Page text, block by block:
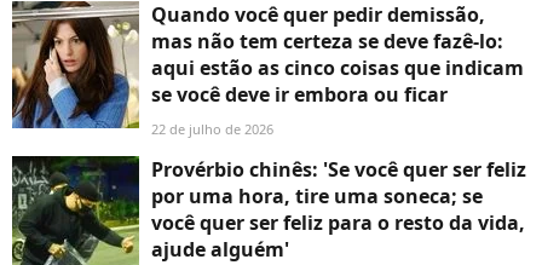
Quando você quer pedir demissão,
mas não tem certeza se deve fazê-lo:
aqui estão as cinco coisas que indicam
se você deve ir embora ou ficar
22 de julho de 2026
Provérbio chinês: 'Se você quer ser feliz
por uma hora, tire uma soneca; se
você quer ser feliz para o resto da vida,
ajude alguém'